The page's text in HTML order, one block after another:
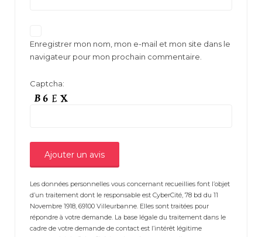
Enregistrer mon nom, mon e-mail et mon site dans le
navigateur pour mon prochain commentaire.
Captcha:
Les données personnelles vous concernant recueillies font l’objet
d’un traitement dont le responsable est CyberCité, 78 bd du 11
Novembre 1918, 69100 Villeurbanne. Elles sont traitées pour
répondre à votre demande. La base légale du traitement dans le
cadre de votre demande de contact est l’intérêt légitime